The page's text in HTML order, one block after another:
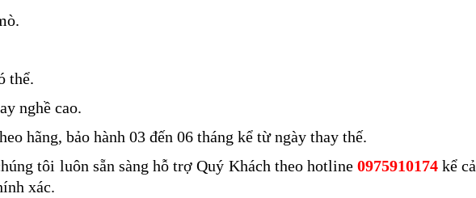
thể.
nghề cao.
hãng, bảo hành 03 đến 06 tháng kể từ ngày thay thế.
tôi luôn sẵn sàng hỗ trợ Quý Khách theo hotline 0975910174kể
xác.